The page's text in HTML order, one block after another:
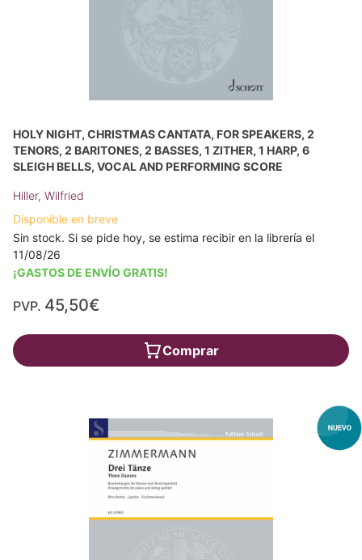
HOLY NIGHT, CHRISTMAS CANTATA, FOR SPEAKERS, 2
TENORS, 2 BARITONES, 2 BASSES, 1 ZITHER, 1 HARP, 6
SLEIGH BELLS, VOCAL AND PERFORMING SCORE
Hiller, Wilfried
Disponible en breve
Sin stock. Si se pide hoy, se estima recibir en la librería el
11/08/26
¡GASTOS DE ENVÍO GRATIS!
PVP. 45,50€
Comprar